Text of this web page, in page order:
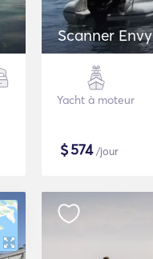
Scanner Envy
Yacht à moteur
$574/jour